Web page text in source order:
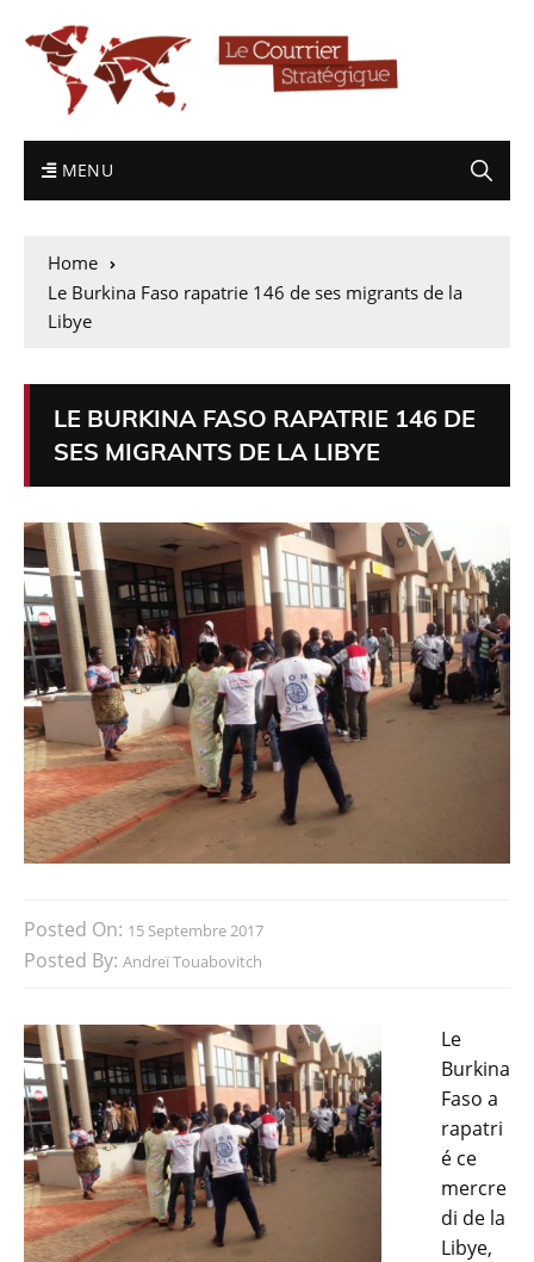
MENU
Home
Le Burkina Faso rapatrie 146 de ses migrants de la
Libye
LE BURKINA FASO RAPATRIE 146 DE
SES MIGRANTS DE LA LIBYE
Posted On: 15 Septembre 2017
Posted By: Andreï Touabovitch
Le
Burkina
Faso a
rapatri
é ce
mercre
di de la
Libye,